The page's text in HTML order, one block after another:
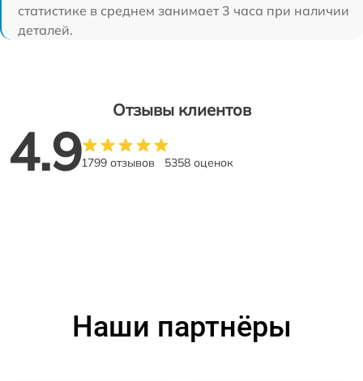
статистике в среднем занимает 3 часа при наличии
деталей.
Отзывы клиентов
4.91799 отзывов 5358 оценок
Наши партнёры